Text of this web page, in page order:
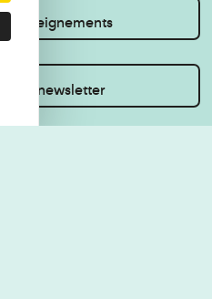
renseignements
à la newsletter